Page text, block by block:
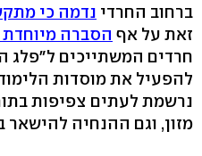
ברחוב החרדי נדמה כי
זאת על אף הסברה
חרדים המשתייכים ל"פלג
להפעיל את מוסדות הלימוד
נרשמת לעתים צפיפות
מזון, וגם ההנחיה